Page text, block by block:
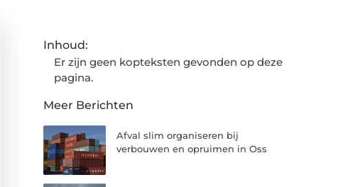
Inhoud:
Er zijn geen kopteksten gevonden op deze
pagina.
Meer Berichten
Afval slim organiseren bij
verbouwen en opruimen in Oss